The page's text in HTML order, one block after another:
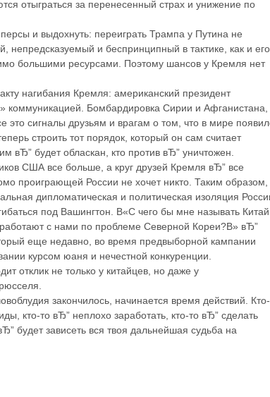
отыграться за перенесенный страх и унижение по
и выдохнуть: переиграть Трампа у Путина не
непредсказуемый и беспринципный в тактике, как и его
большими ресурсами. Поэтому шансов у Кремля нет
нагибания Кремля: американский президент
коммуникацией. Бомбардировка Сирии и Афганистана,
сигналы друзьям и врагам о том, что в мире
строить тот порядок, который он сам считает
вЂ” будет обласкан, кто против вЂ” уничтожен.
США все больше, а круг друзей Кремля вЂ” все
проиграющей России не хочет никто. Таким образом,
дипломатическая и политическая изоляция
под Вашингтон. В«С чего бы мне называть Китай
с нами по проблеме Северной Кореи?В» вЂ”
еще недавно, во время предвыборной кампании
курсом юаня и нечестной конкуренции.
отклик не только у китайцев, но даже у
закончилось, начинается время действий.
кто-то вЂ” неплохо заработать, кто-то вЂ” сделать
будет зависеть вся твоя дальнейшая судьба на